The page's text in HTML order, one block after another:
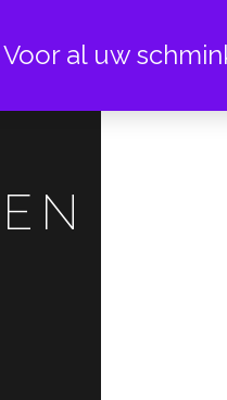
Voor al uw